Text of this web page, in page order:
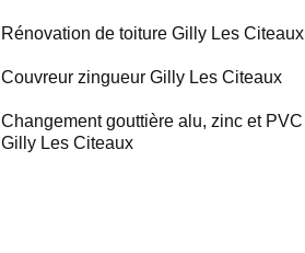
Rénovation de toiture Gilly Les Citeaux
Couvreur zingueur Gilly Les Citeaux
Changement gouttière alu, zinc et PVC
Gilly Les Citeaux